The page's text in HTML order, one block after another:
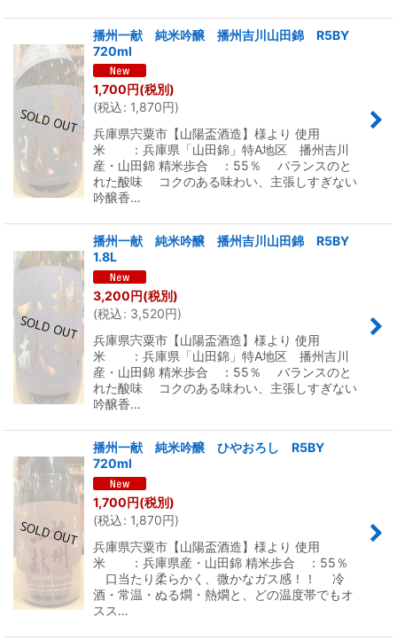
播州一献 純米吟醸 播州吉川山田錦 R5BY
720ml
1,700円(税別)
(税込: 1,870円)
兵庫県宍粟市【山陽盃酒造】様より 使用
米 ：兵庫県「山田錦」特A地区 播州吉川
産・山田錦 精米歩合 ：55％ バランスのと
れた酸味 コクのある味わい、主張しすぎない
吟醸香…
播州一献 純米吟醸 播州吉川山田錦 R5BY
1.8L
3,200円(税別)
(税込: 3,520円)
兵庫県宍粟市【山陽盃酒造】様より 使用
米 ：兵庫県「山田錦」特A地区 播州吉川
産・山田錦 精米歩合 ：55％ バランスのと
れた酸味 コクのある味わい、主張しすぎない
吟醸香…
播州一献 純米吟醸 ひやおろし R5BY
720ml
1,700円(税別)
(税込: 1,870円)
兵庫県宍粟市【山陽盃酒造】様より 使用
米 ：兵庫県産・山田錦 精米歩合 ：55％
口当たり柔らかく、微かなガス感！！ 冷
酒・常温・ぬる燗・熱燗と、どの温度帯でもオ
スス…